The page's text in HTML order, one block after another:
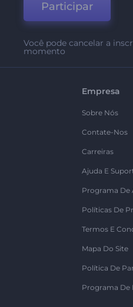
Participar
Você pode cancelar a
momento
Empresa
Sobre Nós
Contate-Nos
Carreiras
Ajuda E
Programa De
Políticas De
Termos E
Mapa Do Site
Política De
Programa De